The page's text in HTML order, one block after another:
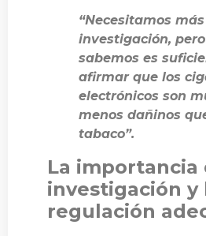
“Necesitamos más
investigación,
sabemos es
afirmar que los
electrónicos son
menos dañinos
tabaco”.
La importancia
investigación y
regulación